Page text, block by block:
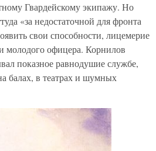
Гвардейскому экипажу. Но
«за недостаточной для фронта
свои способности, лицемерие
молодого офицера. Корнилов
показное равнодушие службе,
балах, в театрах и шумных